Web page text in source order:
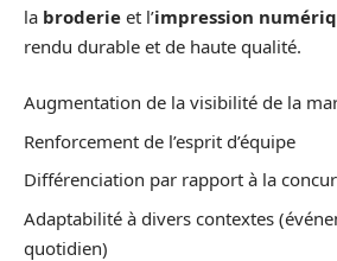
la broderie et l’impression
rendu durable et de haute qualité.
Augmentation de la visibilité de la
Renforcement de l’esprit d’équipe
Différenciation par rapport à la
Adaptabilité à divers contextes
quotidien)